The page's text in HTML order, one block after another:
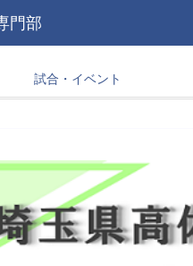
門部
試合・イベント